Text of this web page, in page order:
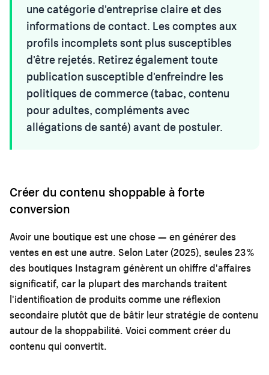
une catégorie d'entreprise claire et des
informations de contact. Les comptes aux
profils incomplets sont plus susceptibles
d'être rejetés. Retirez également toute
publication susceptible d'enfreindre les
politiques de commerce (tabac, contenu
pour adultes, compléments avec
allégations de santé) avant de postuler.
Créer du contenu shoppable à forte
conversion
Avoir une boutique est une chose — en générer des
ventes en est une autre. Selon Later (2025), seules 23 %
des boutiques Instagram génèrent un chiffre d'affaires
significatif, car la plupart des marchands traitent
l'identification de produits comme une réflexion
secondaire plutôt que de bâtir leur stratégie de contenu
autour de la shoppabilité. Voici comment créer du
contenu qui convertit.